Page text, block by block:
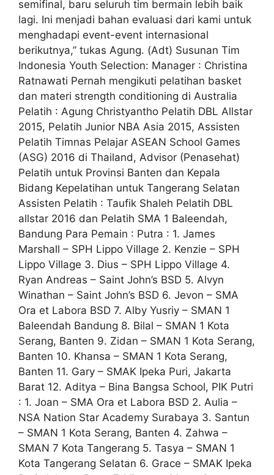
semifinal, baru seluruh tim bermain lebih baik
lagi. Ini menjadi bahan evaluasi dari kami untuk
menghadapi event-event internasional
berikutnya,” tukas Agung. (Adt) Susunan Tim
Indonesia Youth Selection: Manager : Christina
Ratnawati Pernah mengikuti pelatihan basket
dan materi strength conditioning di Australia
Pelatih : Agung Christyantho Pelatih DBL Allstar
2015, Pelatih Junior NBA Asia 2015, Assisten
Pelatih Timnas Pelajar ASEAN School Games
(ASG) 2016 di Thailand, Advisor (Penasehat)
Pelatih untuk Provinsi Banten dan Kepala
Bidang Kepelatihan untuk Tangerang Selatan
Assisten Pelatih : Taufik Shaleh Pelatih DBL
allstar 2016 dan Pelatih SMA 1 Baleendah,
Bandung Para Pemain : Putra : 1. James
Marshall – SPH Lippo Village 2. Kenzie – SPH
Lippo Village 3. Dius – SPH Lippo Village 4.
Ryan Andreas – Saint John’s BSD 5. Alvyn
Winathan – Saint John’s BSD 6. Jevon – SMA
Ora et Labora BSD 7. Alby Yusriy – SMAN 1
Baleendah Bandung 8. Bilal – SMAN 1 Kota
Serang, Banten 9. Zidan – SMAN 1 Kota Serang,
Banten 10. Khansa – SMAN 1 Kota Serang,
Banten 11. Gary – SMAK Ipeka Puri, Jakarta
Barat 12. Aditya – Bina Bangsa School, PIK Putri
: 1. Joan – SMA Ora et Labora BSD 2. Aulia –
NSA Nation Star Academy Surabaya 3. Santun
– SMAN 1 Kota Serang, Banten 4. Zahwa –
SMAN 7 Kota Tangerang 5. Tasya – SMAN 1
Kota Tangerang Selatan 6. Grace – SMAK Ipeka